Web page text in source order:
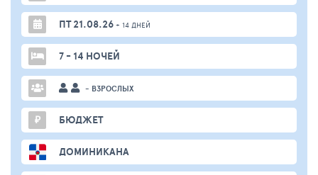
ПТ 21.08.26 + 14 ДНЕЙ
7 - 14 НОЧЕЙ
- ВЗРОСЛЫХ
₽ БЮДЖЕТ
ДОМИНИКАНА